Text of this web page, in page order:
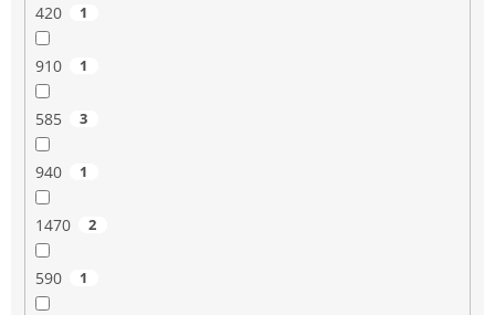
420 1
910 1
585 3
940 1
1470 2
590 1